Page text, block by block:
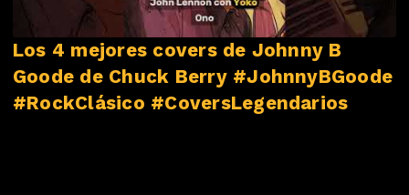
Los 4 mejores covers de Johnny B
Goode de Chuck Berry #JohnnyBGoode
#RockClásico #CoversLegendarios